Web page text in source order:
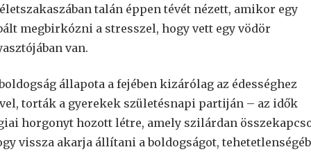
talán éppen tévét nézett, amikor egy
megbirkózni a stresszel, hogy vett egy vödör
van.
állapota a fejében kizárólag az édességhez
torták a gyerekek születésnapi partiján – az idők
horgonyt hozott létre, amely szilárdan
vissza akarja állítani a boldogságot,